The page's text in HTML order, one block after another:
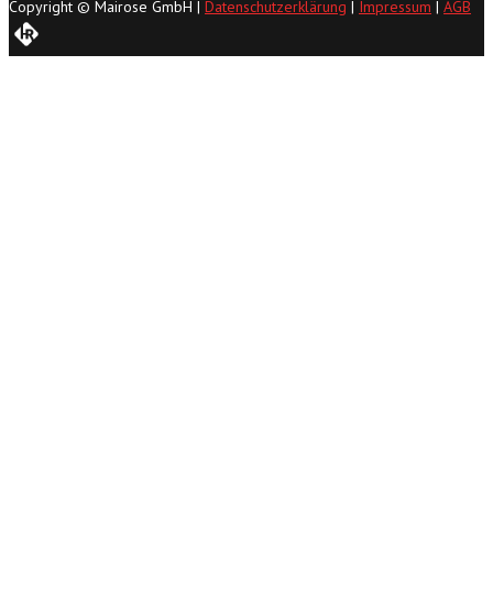
Copyright © Mairose GmbH | Datenschutzerklärung | Impressum | AGB